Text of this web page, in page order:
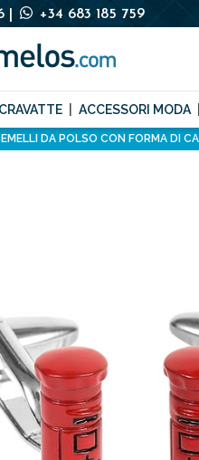
+34 683 185 759
CRAVATTE ACCESSORI MODA
DA POLSO CON FORMA DI